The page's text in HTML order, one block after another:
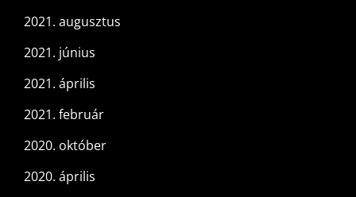
2021. augusztus
2021. június
2021. április
2021. február
2020. október
2020. április